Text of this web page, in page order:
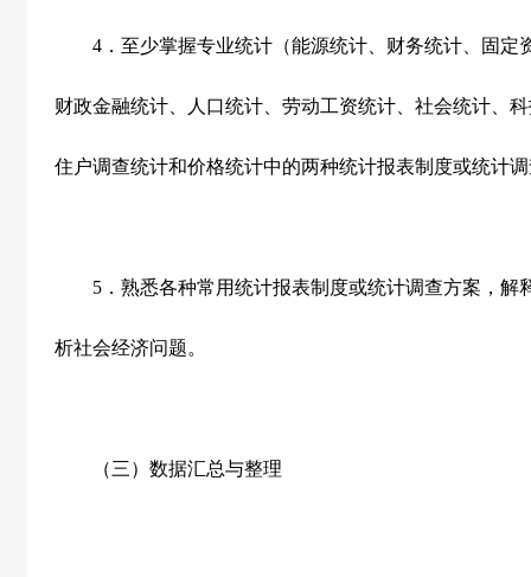
4 ．至少掌握专业统计（能源统计、财务统计、固
财政金融统计、人口统计、劳动工资统计、社会统计、
住户调查统计和价格统计中的两种统计报表制度或统计
5 ．熟悉各种常用统计报表制度或统计调查方案，
析社会经济问题。
（三）数据汇总与整理